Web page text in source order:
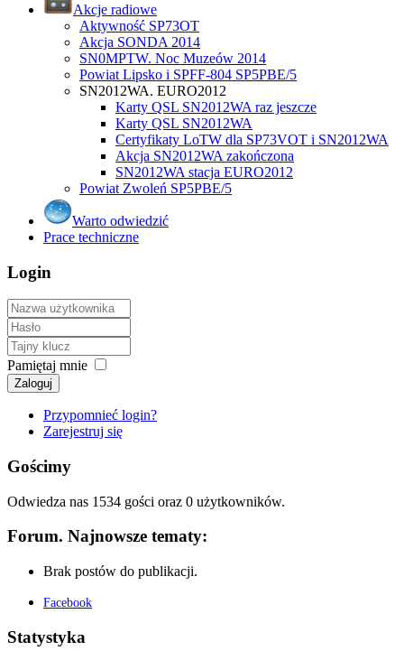
Akcje radiowe
Aktywność SP73OT
Akcja SONDA 2014
SN0MPTW. Noc Muzeów 2014
Powiat Lipsko i SPFF-804 SP5PBE/5
SN2012WA. EURO2012
Karty QSL SN2012WA raz jeszcze
Karty QSL SN2012WA
Certyfikaty LoTW dla SP73VOT i SN2012WA
Akcja SN2012WA zakończona
SN2012WA stacja EURO2012
Powiat Zwoleń SP5PBE/5
Warto odwiedzić
Prace techniczne
Login
Pamiętaj mnie
Zaloguj
Przypomnieć login?
Zarejestruj się
Gościmy
Odwiedza nas 1534 gości oraz 0 użytkowników.
Forum. Najnowsze tematy:
Brak postów do publikacji.
Facebook
Statystyka